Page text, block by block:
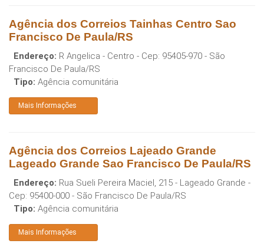
Agência dos Correios Tainhas Centro Sao
Francisco De Paula/RS
Endereço: R Angelica - Centro - Cep: 95405-970 - São
Francisco De Paula/RS
Tipo: Agência comunitária
Mais Informações
Agência dos Correios Lajeado Grande
Lageado Grande Sao Francisco De Paula/RS
Endereço: Rua Sueli Pereira Maciel, 215 - Lageado Grande -
Cep: 95400-000 - São Francisco De Paula/RS
Tipo: Agência comunitária
Mais Informações